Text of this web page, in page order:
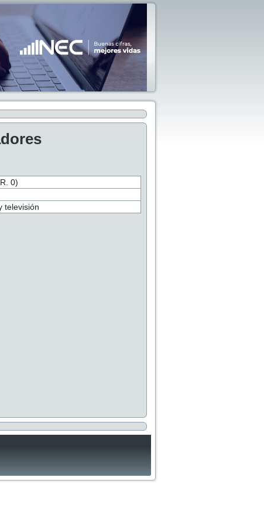
0)
televisión